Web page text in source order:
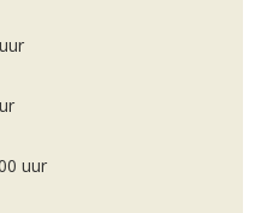
uur